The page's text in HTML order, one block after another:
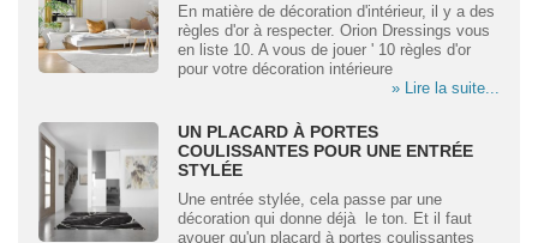
En matière de décoration d'intérieur, il y a des
règles d'or à respecter. Orion Dressings vous
en liste 10. A vous de jouer ' 10 règles d'or
pour votre décoration intérieure
» Lire la suite...
UN PLACARD À PORTES
COULISSANTES POUR UNE ENTRÉE
STYLÉE
Une entrée stylée, cela passe par une
décoration qui donne déjà le ton. Et il faut
avouer qu'un placard à portes coulissantes